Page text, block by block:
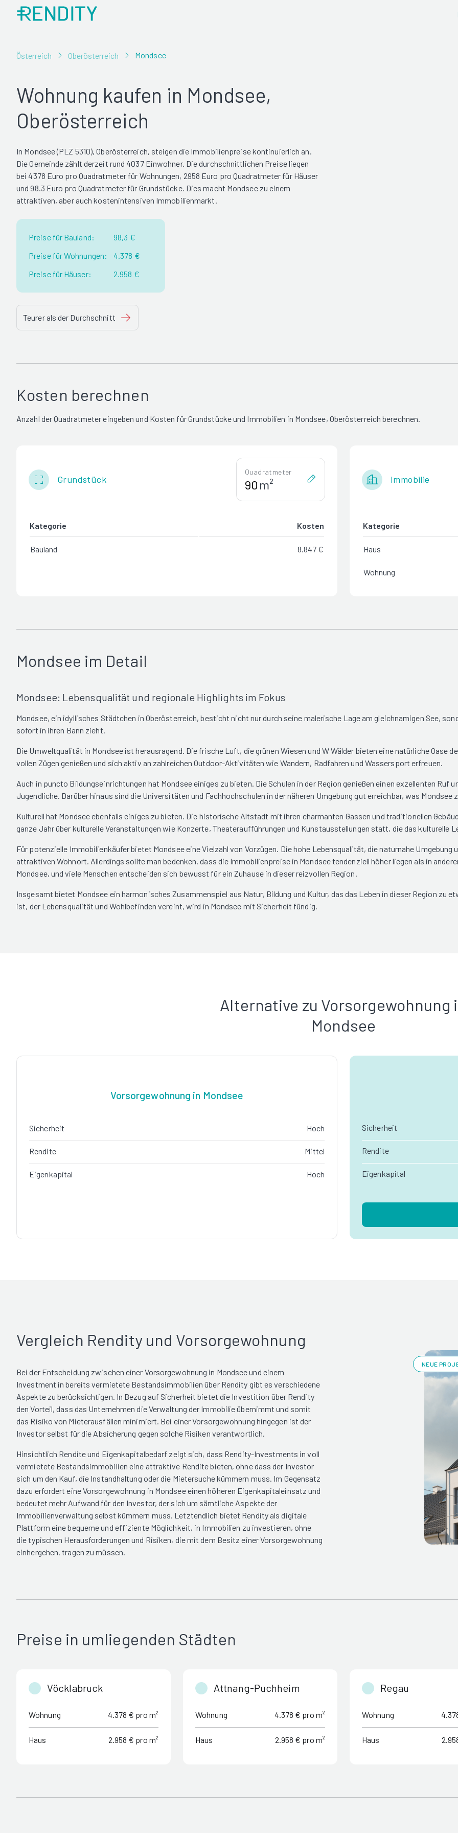
Österreich Oberösterreich Mondsee
Wohnung kaufen in Mondsee,
Oberösterreich
In Mondsee (PLZ 5310), Oberösterreich, steigen die Immobilienpreise kontinuierlich an.
Die Gemeinde zählt derzeit rund 4037 Einwohner. Die durchschnittlichen Preise liegen
bei 4378 Euro pro Quadratmeter für Wohnungen, 2958 Euro pro Quadratmeter für Häuser
und 98.3 Euro pro Quadratmeter für Grundstücke. Dies macht Mondsee zu einem
attraktiven, aber auch kostenintensiven Immobilienmarkt.
Preise für Bauland:
98,3 €
Preise für Wohnungen:
4.378 €
Preise für Häuser:
2.958 €
Teurer als der Durchschnitt
Kosten berechnen
Anzahl der Quadratmeter eingeben und Kosten für Grundstücke und Immobilien in Mondsee, Oberösterreich berechnen.
Grundstück
Quadratmeter
m²
Kategorie Kosten
Bauland 8.847 €
Immobilie
Kategorie
Haus
Wohnung
Mondsee im Detail
Mondsee: Lebensqualität und regionale Highlights im Fokus
Mondsee, ein idyllisches Städtchen in Oberösterreich, besticht nicht nur durch seine malerische Lage am gleichnamigen See,
sofort in ihren Bann zieht.
Die Umweltqualität in Mondsee ist herausragend. Die frische Luft, die grünen Wiesen und W Wälder bieten eine natürliche Oase
vollen Zügen genießen und sich aktiv an zahlreichen Outdoor-Aktivitäten wie Wandern, Radfahren und Wassersport erfreuen.
Auch in puncto Bildungseinrichtungen hat Mondsee einiges zu bieten. Die Schulen in der Region genießen einen exzellenten Ruf
Jugendliche. Darüber hinaus sind die Universitäten und Fachhochschulen in der näheren Umgebung gut erreichbar, was
Kulturell hat Mondsee ebenfalls einiges zu bieten. Die historische Altstadt mit ihren charmanten Gassen und traditionellen
ganze Jahr über kulturelle Veranstaltungen wie Konzerte, Theateraufführungen und Kunstausstellungen statt, die das kulturelle
Für potenzielle Immobilienkäufer bietet Mondsee eine Vielzahl von Vorzügen. Die hohe Lebensqualität, die naturnahe Umgebung
attraktiven Wohnort. Allerdings sollte man bedenken, dass die Immobilienpreise in Mondsee tendenziell höher liegen als in
Mondsee, und viele Menschen entscheiden sich bewusst für ein Zuhause in dieser reizvollen Region.
Insgesamt bietet Mondsee ein harmonisches Zusammenspiel aus Natur, Bildung und Kultur, das das Leben in dieser Region zu
ist, der Lebensqualität und Wohlbefinden vereint, wird in Mondsee mit Sicherheit fündig.
Alternative zu Vorsorgewohnung
Mondsee
Vorsorgewohnung in Mondsee
Sicherheit Hoch
Rendite Mittel
Eigenkapital Hoch
Sicherheit
Rendite
Eigenkapital
Vergleich Rendity und Vorsorgewohnung
Bei der Entscheidung zwischen einer Vorsorgewohnung in Mondsee und einem
Investment in bereits vermietete Bestandsimmobilien über Rendity gibt es verschiedene
Aspekte zu berücksichtigen. In Bezug auf Sicherheit bietet die Investition über Rendity
den Vorteil, dass das Unternehmen die Verwaltung der Immobilie übernimmt und somit
das Risiko von Mieterausfällen minimiert. Bei einer Vorsorgewohnung hingegen ist der
Investor selbst für die Absicherung gegen solche Risiken verantwortlich.
Hinsichtlich Rendite und Eigenkapitalbedarf zeigt sich, dass Rendity-Investments in voll
vermietete Bestandsimmobilien eine attraktive Rendite bieten, ohne dass der Investor
sich um den Kauf, die Instandhaltung oder die Mietersuche kümmern muss. Im Gegensatz
dazu erfordert eine Vorsorgewohnung in Mondsee einen höheren Eigenkapitaleinsatz und
bedeutet mehr Aufwand für den Investor, der sich um sämtliche Aspekte der
Immobilienverwaltung selbst kümmern muss. Letztendlich bietet Rendity als digitale
Plattform eine bequeme und effiziente Möglichkeit, in Immobilien zu investieren, ohne
die typischen Herausforderungen und Risiken, die mit dem Besitz einer Vorsorgewohnung
einhergehen, tragen zu müssen.
NEUE
Preise in umliegenden Städten
Vöcklabruck
Wohnung 4.378 € pro m²
Haus 2.958 € pro m²
Attnang-Puchheim
Wohnung 4.378 € pro m²
Haus 2.958 € pro m²
Regau
Wohnung
Haus